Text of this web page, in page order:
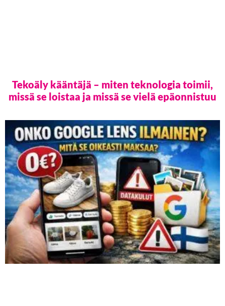
Tekoäly kääntäjä – miten teknologia toimii,
missä se loistaa ja missä se vielä epäonnistuu